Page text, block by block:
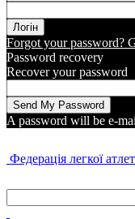
Forgot your password?
Password recovery
Recover your password
A password will be e-
Федерація легкої